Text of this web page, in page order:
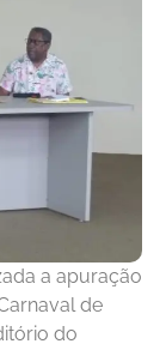
a apuração
de
do